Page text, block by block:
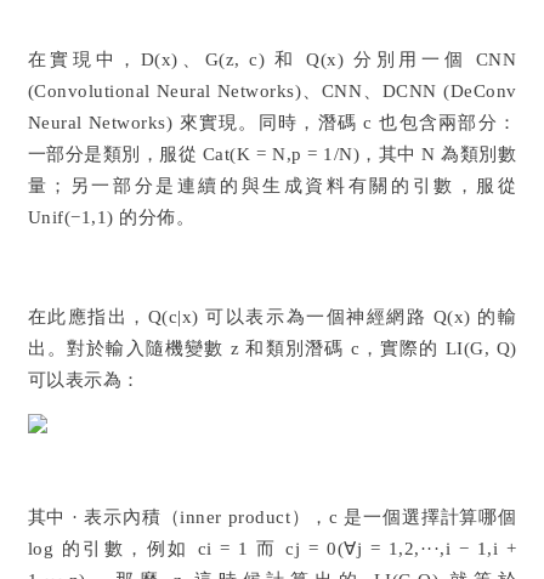
在實現中，D(x)、G(z, c) 和 Q(x) 分別用一個 CNN
(Convolutional Neural Networks)、CNN、DCNN (DeConv
Neural Networks) 來實現。同時，潛碼 c 也包含兩部分：
一部分是類別，服從 Cat(K = N,p = 1/N)，其中 N 為類別數
量；另一部分是連續的與生成資料有關的引數，服從
Unif(−1,1) 的分佈。
在此應指出，Q(c|x) 可以表示為一個神經網路 Q(x) 的輸
出。對於輸入隨機變數 z 和類別潛碼 c，實際的 LI(G, Q)
可以表示為：
其中 · 表示內積（inner product），c 是一個選擇計算哪個
log 的引數，例如 ci = 1 而 cj = 0(∀j = 1,2,···,i − 1,i +